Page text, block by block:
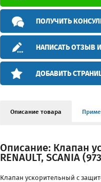
ПОЛУЧИТЬ
НАПИСАТЬ ОТЗЫВ
ДОБАВИТЬ
Описание товара
Описание: Клапан
RENAULT, SCANIA
Клапан ускорительный с